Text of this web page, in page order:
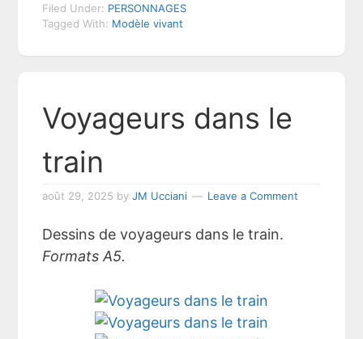
Filed Under: PERSONNAGES
Tagged With: Modèle vivant
Voyageurs dans le
train
août 29, 2025 byJM Ucciani Leave a Comment
Dessins de voyageurs dans le train.
Formats A5.